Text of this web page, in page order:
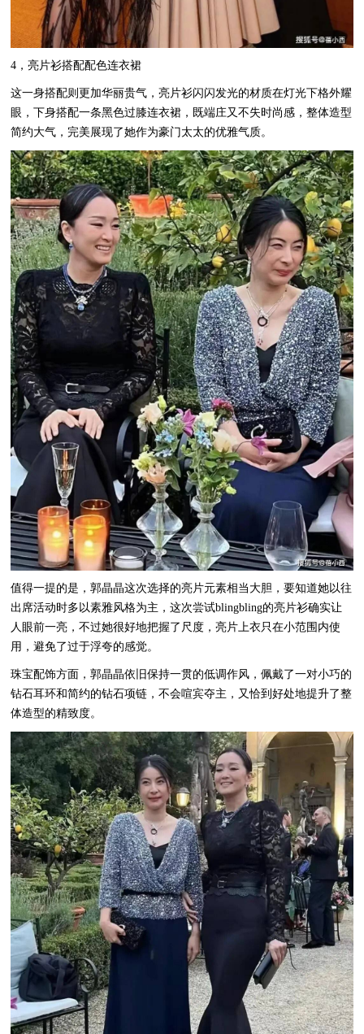
4，亮片衫搭配配色连衣裙
这一身搭配则更加华丽贵气，亮片衫闪闪发光的材质在灯光下格外耀
眼，下身搭配一条黑色过膝连衣裙，既端庄又不失时尚感，整体造型
简约大气，完美展现了她作为豪门太太的优雅气质。
值得一提的是，郭晶晶这次选择的亮片元素相当大胆，要知道她以往
出席活动时多以素雅风格为主，这次尝试blingbling的亮片衫确实让
人眼前一亮，不过她很好地把握了尺度，亮片上衣只在小范围内使
用，避免了过于浮夸的感觉。
珠宝配饰方面，郭晶晶依旧保持一贯的低调作风，佩戴了一对小巧的
钻石耳环和简约的钻石项链，不会喧宾夺主，又恰到好处地提升了整
体造型的精致度。